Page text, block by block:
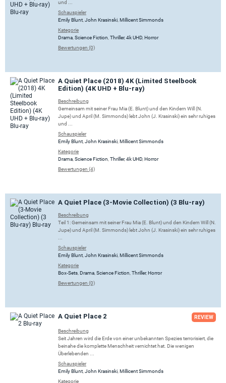
und ...
Schauspieler
Emily Blunt John Krasinski Millicent Simmonds
Kategorie
Drama Science Fiction Thriller,4k UHD Horror
Bewertungen (0)
A Quiet Place (2018) 4K (Limited Steelbook
Edition) (4K UHD + Blu-ray)
Beschreibung
Gemeinsam mit seiner Frau Mia (E. Blunt) und den Kindern Will (N.
Jupe) und April (M. Simmonds) lebt John (J. Krasinski) ein sehr ruhiges
und ...
Schauspieler
Emily Blunt John Krasinski Millicent Simmonds
Kategorie
Drama Science Fiction Thriller,4k UHD Horror
Bewertungen (4)
A Quiet Place (3-Movie Collection) (3 Blu-ray)
Beschreibung
Teil 1: Gemeinsam mit seiner Frau Mia (E. Blunt) und den Kindern Will (N.
Jupe) und April (M. Simmonds) lebt John (J. Krasinski) ein sehr ruhiges
Schauspieler
Emily Blunt John Krasinski Millicent Simmonds
Kategorie
Box-Sets Drama Science Fiction Thriller,Horror
Bewertungen (0)
A Quiet Place 2 REVIEW
Beschreibung
Seit Jahren wird die Erde von einer unbekannten Spezies terrorisiert, die
beinahe die komplette Menschheit vernichtet hat. Die wenigen
Überlebenden ...
Schauspieler
Emily Blunt John Krasinski Millicent Simmonds
Kategorie